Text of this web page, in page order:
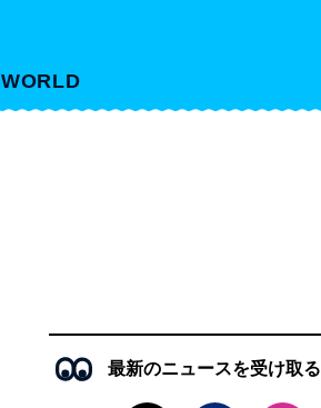
WORLD
最新のニュースを受け取る